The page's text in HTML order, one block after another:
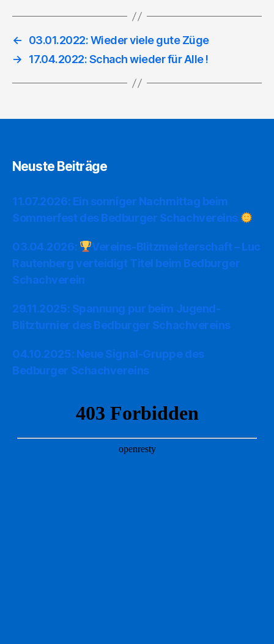
←
03.01.2022: Wieder viele gute Züge
→
17.04.2022: Schach wieder für Alle !
Neuste Beiträge
11.07.2026: Ein sonniger Nachmittag beim
Sommerfest des Bedburger Schachvereins
03.04.2026:
Vereins-Blitzmeisterschaft – Luc
Rautenberg verteidigt Titel beim Bedburger
Schachverein
29.11.2025: Spannung pur beim Jugend-
Blitzturnier des Bedburger Schachvereins
04.10.2025: Neue Signal-Gruppe des
Bedburger Schachvereins